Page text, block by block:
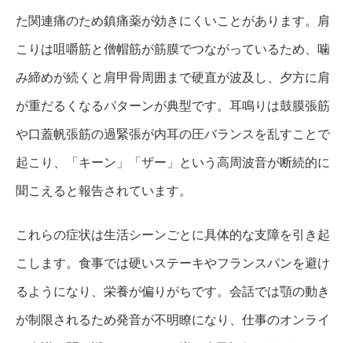
た関連痛のため鎮痛薬が効きにくいことがあります。肩
こりは咀嚼筋と僧帽筋が筋膜でつながっているため、噛
み締めが続くと肩甲骨周囲まで硬直が波及し、夕方に肩
が重だるくなるパターンが典型です。耳鳴りは鼓膜張筋
や口蓋帆張筋の過緊張が内耳の圧バランスを乱すことで
起こり、「キーン」「ザー」という高周波音が断続的に
聞こえると報告されています。
これらの症状は生活シーンごとに具体的な支障を引き起
こします。食事では硬いステーキやフランスパンを避け
るようになり、栄養が偏りがちです。会話では顎の動き
が制限されるため発音が不明瞭になり、仕事のオンライ